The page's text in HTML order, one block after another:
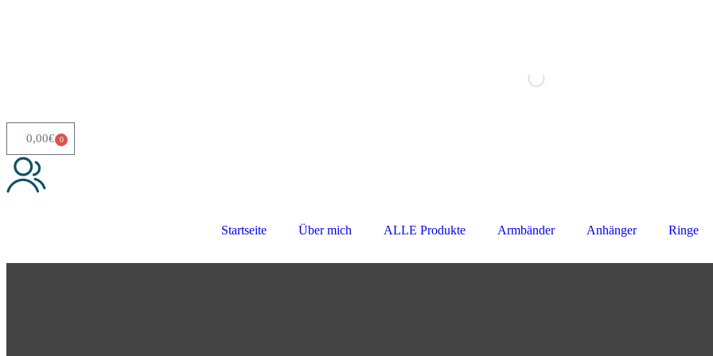
0,00€ 0
Startseite Über mich ALLE Produkte Armbänder Anhänger Ringe